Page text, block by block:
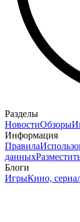
Разделы
НовостиОбзоры
Информация
Правила
данных
Блоги
ИгрыКино,